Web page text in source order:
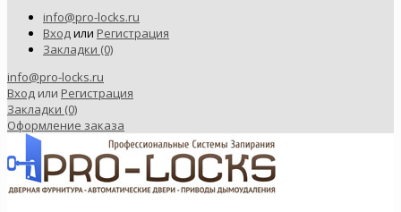
info@pro-locks.ru
Входили Регистрация
Закладки (0)
info@pro-locks.ru
Вход или Регистрация
Закладки (0)
Оформление заказа